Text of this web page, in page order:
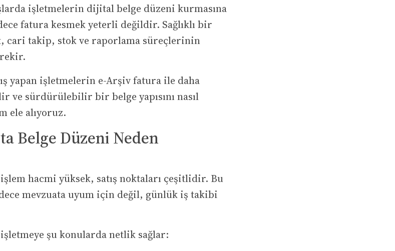
işletmelerin dijital belge düzeni kurmasına
fatura kesmek yeterli değildir. Sağlıklı bir
cari takip, stok ve raporlama süreçlerinin
yapan işletmelerin e-Arşiv fatura ile daha
sürdürülebilir bir belge yapısını nasıl
ele alıyoruz.
Belge Düzeni Neden
hacmi yüksek, satış noktaları çeşitlidir. Bu
mevzuata uyum için değil, günlük iş takibi
şu konularda netlik sağlar: